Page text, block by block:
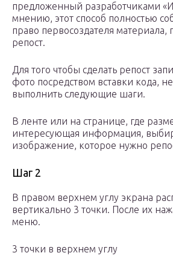
предложенный разработчиками
мнению, этот способ полностью
право первосоздателя
репост.
Для того чтобы сделать репост
фото посредством вставки кода,
выполнить следующие шаги.
В ленте или на странице, где
интересующая информация,
изображение, которое нужно
Шаг 2
В правом верхнем углу экрана
вертикально 3 точки. После их
меню.
3 точки в верхнем углу